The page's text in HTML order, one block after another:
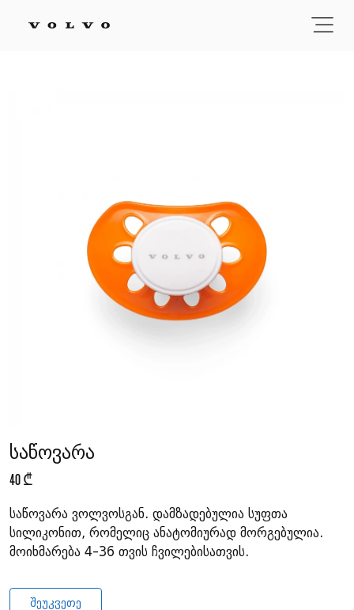
საწოვარა
40 ₾
საწოვარა ვოლვოსგან. დამზადებულია სუფთა
სილიკონით, რომელიც ანატომიურად მორგებულია.
მოიხმარება 4-36 თვის ჩვილებისათვის.
ᲨᲔᲣᲙᲕᲔᲗᲔ